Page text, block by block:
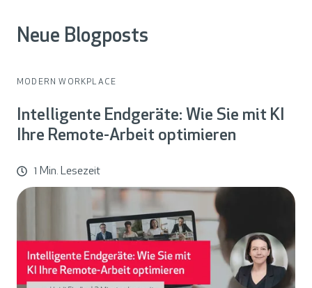
Neue Blogposts
MODERN WORKPLACE
Intelligente Endgeräte: Wie Sie mit KI
Ihre Remote-Arbeit optimieren
1 Min. Lesezeit